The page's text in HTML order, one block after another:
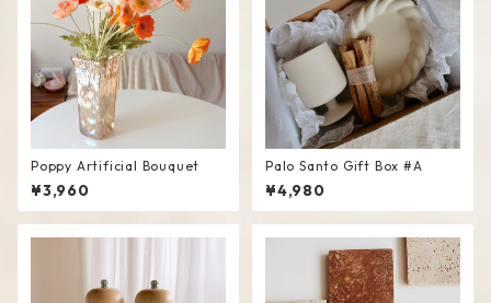
Poppy Artificial Bouquet
¥3,960
Palo Santo Gift Box #A
¥4,980